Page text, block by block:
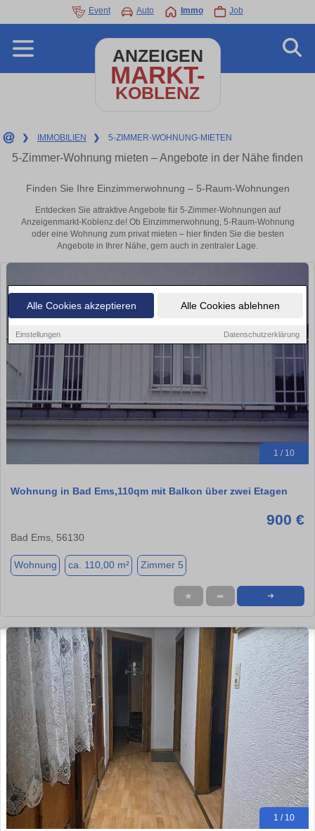
Alle Cookies akzeptieren Alle Cookies ablehnen
Einstellungen Datenschutzerklärung
Event Auto Immo Job
ANZEIGEN
MARKT-
KOBLENZ
❯ IMMOBILIEN ❯ 5-ZIMMER-WOHNUNG-MIETEN
5-Zimmer-Wohnung mieten – Angebote in der Nähe finden
Finden Sie Ihre Einzimmerwohnung – 5-Raum-Wohnungen
Entdecken Sie attraktive Angebote für 5-Zimmer-Wohnungen auf
Anzeigenmarkt-Koblenz.de! Ob Einzimmerwohnung, 5-Raum-Wohnung
oder eine Wohnung zum privat mieten – hier finden Sie die besten
Angebote in Ihrer Nähe, gern auch in zentraler Lage.
1 / 10
Wohnung in Bad Ems,110qm mit Balkon über zwei Etagen
900 €
Bad Ems, 56130
Wohnung ca. 110,00 m² Zimmer 5
★ ➦ ➜
1 / 10